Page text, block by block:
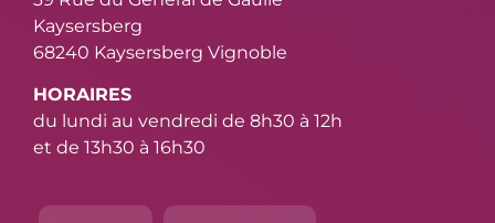
Kaysersberg
68240 Kaysersberg Vignoble
HORAIRES
du lundi au vendredi de 8h30 à 12h
et de 13h30 à 16h30